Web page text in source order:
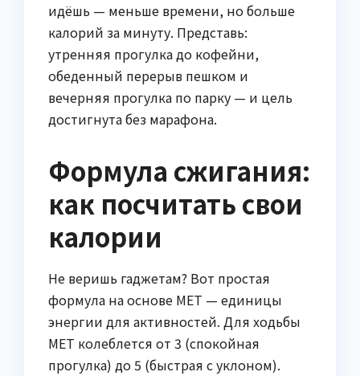
идёшь — меньше времени, но больше
калорий за минуту. Представь:
утренняя прогулка до кофейни,
обеденный перерыв пешком и
вечерняя прогулка по парку — и цель
достигнута без марафона.
Формула сжигания:
как посчитать свои
калории
Не веришь гаджетам? Вот простая
формула на основе MET — единицы
энергии для активностей. Для ходьбы
MET колеблется от 3 (спокойная
прогулка) до 5 (быстрая с уклоном).